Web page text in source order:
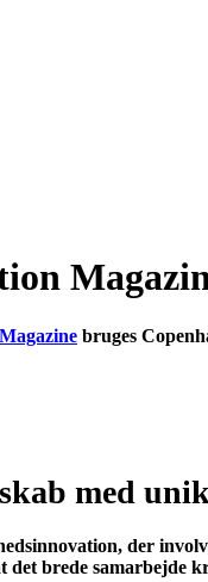
bruges
med
der
det brede